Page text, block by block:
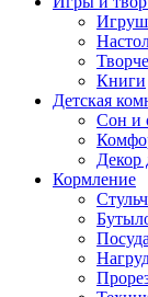
Книги
Детская
Сон и
Декор
Кормление
Посуда